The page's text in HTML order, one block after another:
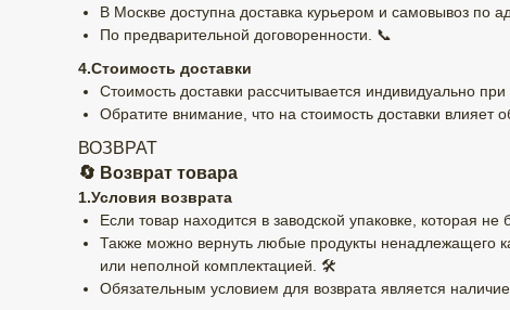
В Москве доступна доставка курьером и самовывоз по
По предварительной договоренности. 📞
4.Стоимость доставки
Стоимость доставки рассчитывается индивидуально
Обратите внимание, что на стоимость доставки влияет
ВОЗВРАТ
🔄 Возврат товара
1.Условия возврата
Если товар находится в заводской упаковке, которая
Также можно вернуть любые продукты ненадлежащего
или неполной комплектацией. 🛠️
Обязательным условием для возврата является